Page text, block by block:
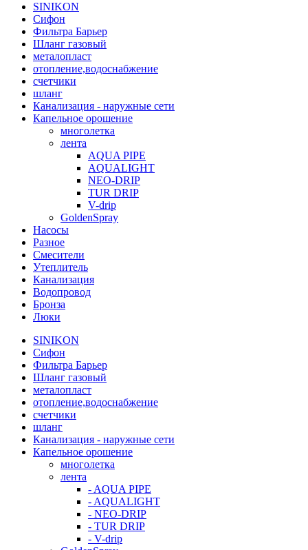
SINIKON
Сифон
Фильтра Барьер
Шланг газовый
металопласт
отопление,водоснабжение
счетчики
шланг
Канализация - наружные сети
Капельное орошение
многолетка
лента
AQUA PIPE
AQUALIGHT
NEO-DRIP
TUR DRIP
V-drip
GoldenSpray
Насосы
Разное
Смесители
Утеплитель
Канализация
Водопровод
Бронза
Люки
SINIKON
Сифон
Фильтра Барьер
Шланг газовый
металопласт
отопление,водоснабжение
счетчики
шланг
Канализация - наружные сети
Капельное орошение
многолетка
лента
- AQUA PIPE
- AQUALIGHT
- NEO-DRIP
- TUR DRIP
- V-drip